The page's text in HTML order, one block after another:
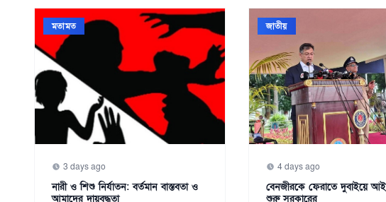
মতামত
3 days ago
নারী ও শিশু নির্যাতন: বর্তমান বাস্তবতা ও
আমাদের দায়বদ্ধতা
জাতীয়
4 days ago
বেনজীরকে ফেরাতে দুবাইয়ে
শুরু সরকারের